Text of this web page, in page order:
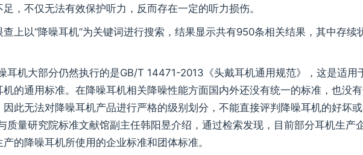
，不仅无法有效保护听力，反而存在一定的听力损伤。
上以“降噪耳机”为关键词进行搜索，结果显示共有950条相关结果，其中存续
耳机大部分仍然执行的是GB/T 14471-2013《头戴耳机通用规范》，这是适用
的通用标准。在降噪耳机相关降噪性能方面国内外还没有统一的标准，也没
此无法对降噪耳机产品进行严格的级别划分，不能直接评判降噪耳机的好坏
质量研究院标准文献馆副主任韩阳昱介绍，通过检索发现，目前部分耳机生产
的降噪耳机所使用的企业标准和团体标准。